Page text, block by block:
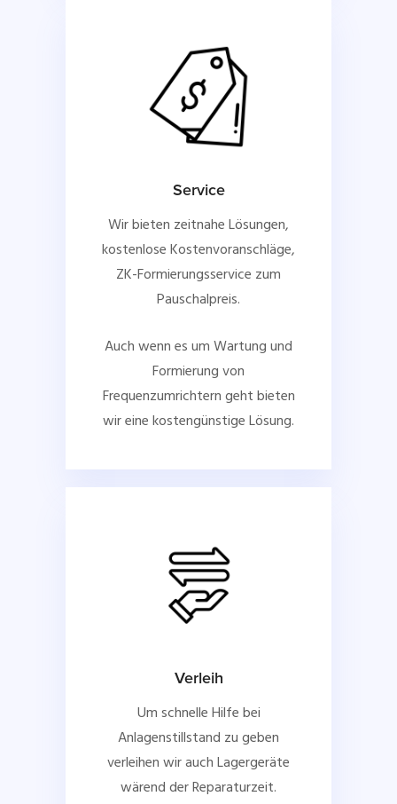
Service
Wir bieten zeitnahe Lösungen,
kostenlose Kostenvoranschläge,
ZK-Formierungsservice zum
Pauschalpreis.
Auch wenn es um Wartung und
Formierung von
Frequenzumrichtern geht bieten
wir eine kostengünstige Lösung.
Verleih
Um schnelle Hilfe bei
Anlagenstillstand zu geben
verleihen wir auch Lagergeräte
wärend der Reparaturzeit.